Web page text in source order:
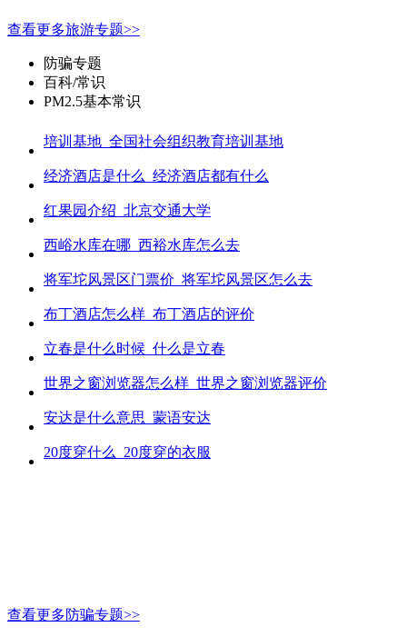
查看更多旅游专题>>
防骗专题
百科/常识
PM2.5基本常识
培训基地_全国社会组织教育培训基地
经济酒店是什么_经济酒店都有什么
红果园介绍_北京交通大学
西峪水库在哪_西裕水库怎么去
将军坨风景区门票价_将军坨风景区怎么去
布丁酒店怎么样_布丁酒店的评价
立春是什么时候_什么是立春
世界之窗浏览器怎么样_世界之窗浏览器评价
安达是什么意思_蒙语安达
20度穿什么_20度穿的衣服
查看更多防骗专题>>